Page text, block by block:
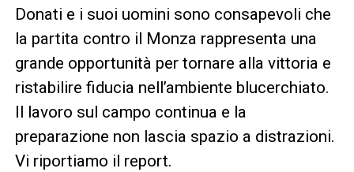
Donati e i suoi uomini sono consapevoli che
la partita contro il Monza rappresenta una
grande opportunità per tornare alla vittoria e
ristabilire fiducia nell’ambiente blucerchiato.
Il lavoro sul campo continua e la
preparazione non lascia spazio a distrazioni.
Vi riportiamo il report.